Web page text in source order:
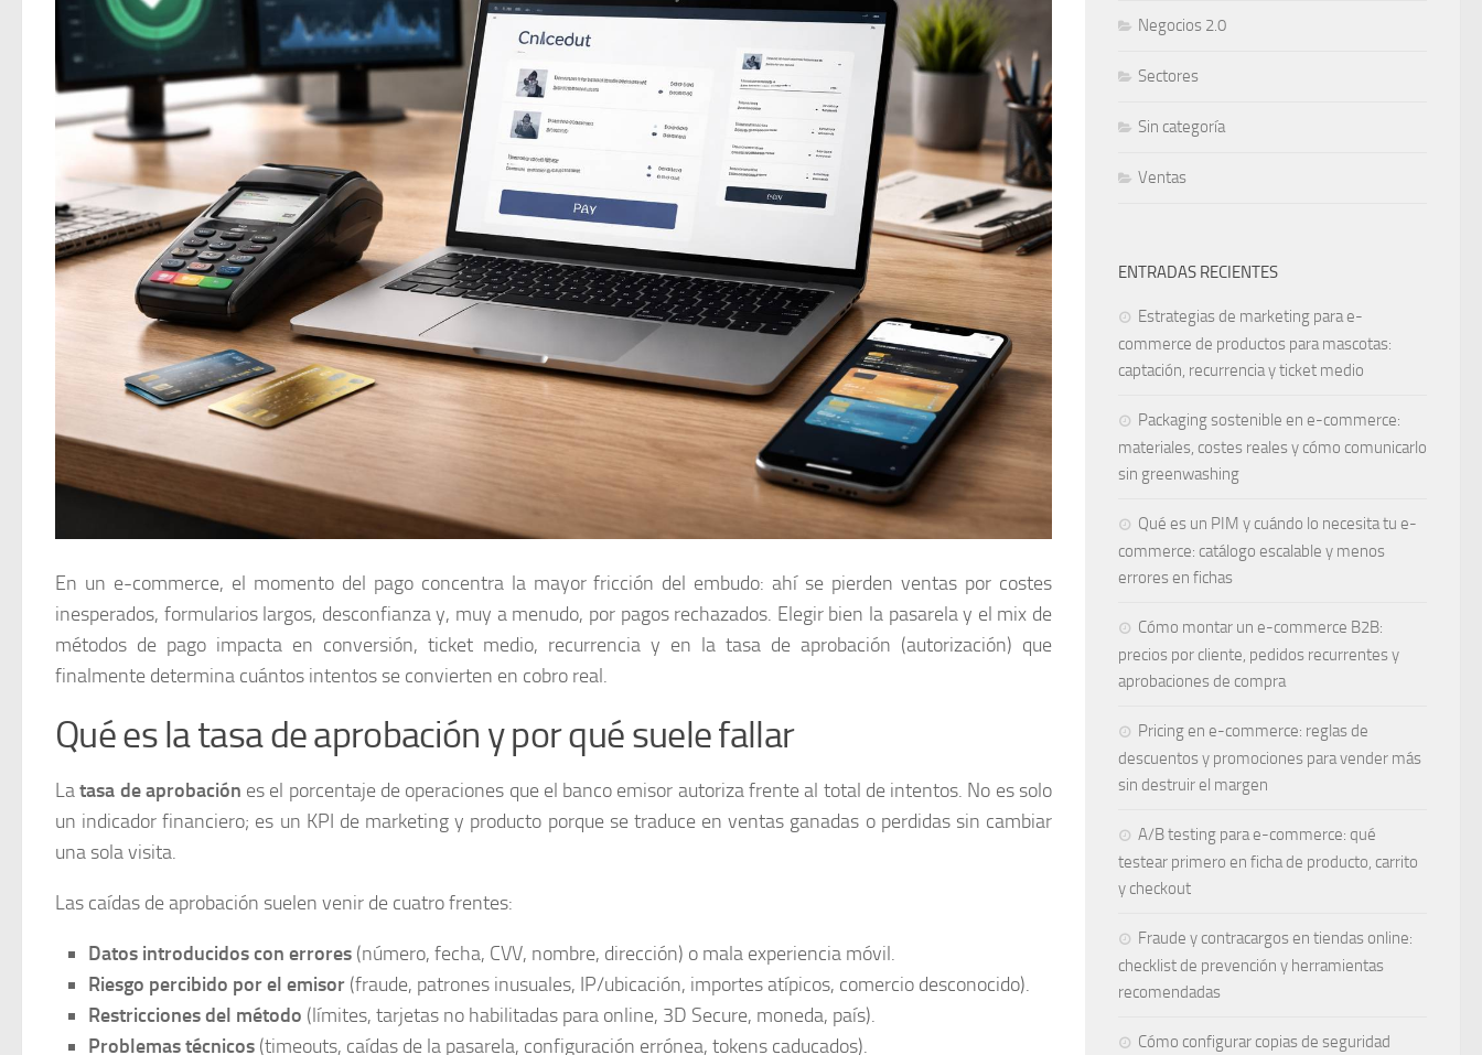
En un e-commerce, el momento del pago concentra la mayor fricción del embudo: ahí se pierden ventas por costes
inesperados, formularios largos, desconfianza y, muy a menudo, por pagos rechazados. Elegir bien la pasarela y el mix de
métodos de pago impacta en conversión, ticket medio, recurrencia y en la tasa de aprobación (autorización) que
finalmente determina cuántos intentos se convierten en cobro real.
Qué es la tasa de aprobación y por qué suele fallar
Latasa de aprobación es el porcentaje de operaciones que el banco emisor autoriza frente al total de intentos. No es solo
un indicador financiero; es un KPI de marketing y producto porque se traduce en ventas ganadas o perdidas sin cambiar
una sola visita.
Las caídas de aprobación suelen venir de cuatro frentes:
Datos introducidos con errores (número, fecha, CVV, nombre, dirección) o mala experiencia móvil.
Riesgo percibido por el emisor (fraude, patrones inusuales, IP/ubicación, importes atípicos, comercio desconocido).
Restricciones del método (límites, tarjetas no habilitadas para online, 3D Secure, moneda, país).
Problemas técnicos (timeouts, caídas de la pasarela, configuración errónea, tokens caducados).
Negocios 2.0
Sectores
Sin categoría
Ventas
ENTRADAS RECIENTES
Estrategias de marketing para e-
commerce de productos para mascotas:
captación, recurrencia y ticket medio
Packaging sostenible en e-commerce:
materiales, costes reales y cómo comunicarlo
sin greenwashing
Qué es un PIM y cuándo lo necesita tu e-
commerce: catálogo escalable y menos
errores en fichas
Cómo montar un e-commerce B2B:
precios por cliente, pedidos recurrentes y
aprobaciones de compra
Pricing en e-commerce: reglas de
descuentos y promociones para vender más
sin destruir el margen
A/B testing para e-commerce: qué
testear primero en ficha de producto, carrito
y checkout
Fraude y contracargos en tiendas online:
checklist de prevención y herramientas
recomendadas
Cómo configurar copias de seguridad